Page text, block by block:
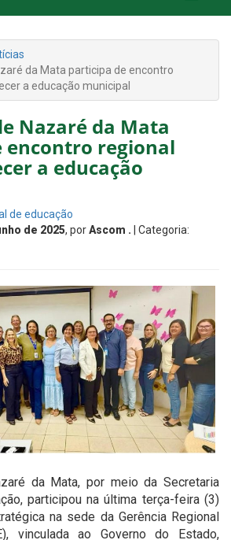
da Mata participa de encontro
a educação municipal
Nazaré da Mata
encontro regional
a educação
de educação
de 2025, porAscom . | Categoria:
da Mata, por meio da Secretaria
participou na última terça-feira (3)
na sede da Gerência Regional
vinculada ao Governo do Estado,